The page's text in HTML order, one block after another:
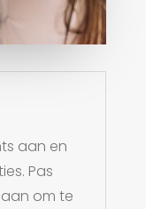
aan en
Pas
om te